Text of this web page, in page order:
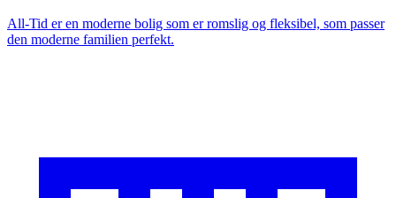
All-Tid er en moderne bolig som er romslig og fleksibel, som passer
den moderne familien perfekt.